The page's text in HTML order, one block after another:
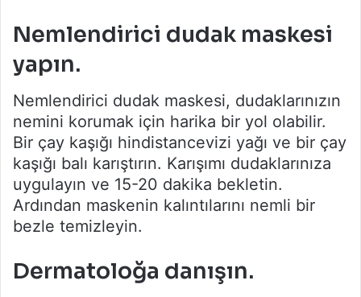
Nemlendirici dudak maskesi
yapın.
Nemlendirici dudak maskesi, dudaklarınızın
nemini korumak için harika bir yol olabilir.
Bir çay kaşığı hindistancevizi yağı ve bir çay
kaşığı balı karıştırın. Karışımı dudaklarınıza
uygulayın ve 15-20 dakika bekletin.
Ardından maskenin kalıntılarını nemli bir
bezle temizleyin.
Dermatoloğa danışın.